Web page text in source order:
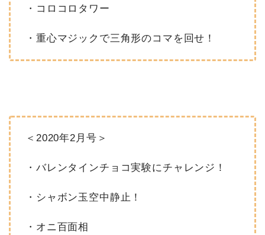
・コロコロタワー
・重心マジックで三角形のコマを回せ！
＜2020年2月号＞
・バレンタインチョコ実験にチャレンジ！
・シャボン玉空中静止！
・オニ百面相